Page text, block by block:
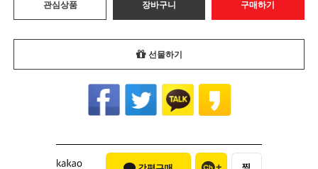
관심상품 장바구니 구매하기
선물하기